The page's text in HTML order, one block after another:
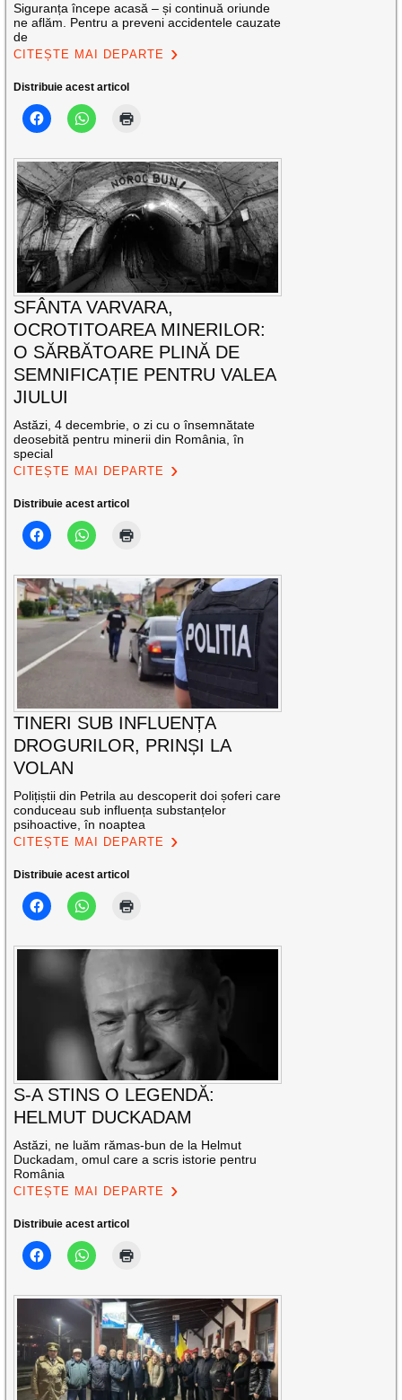
Siguranța începe acasă – și continuă oriunde
ne aflăm. Pentru a preveni accidentele cauzate
de
CITEȘTE MAI DEPARTE
Distribuie acest articol
SFÂNTA VARVARA,
OCROTITOAREA MINERILOR:
O SĂRBĂTOARE PLINĂ DE
SEMNIFICAȚIE PENTRU VALEA
JIULUI
Astăzi, 4 decembrie, o zi cu o însemnătate
deosebită pentru minerii din România, în
special
CITEȘTE MAI DEPARTE
Distribuie acest articol
TINERI SUB INFLUENȚA
DROGURILOR, PRINȘI LA
VOLAN
Polițiștii din Petrila au descoperit doi șoferi care
conduceau sub influența substanțelor
psihoactive, în noaptea
CITEȘTE MAI DEPARTE
Distribuie acest articol
S-A STINS O LEGENDĂ:
HELMUT DUCKADAM
Astăzi, ne luăm rămas-bun de la Helmut
Duckadam, omul care a scris istorie pentru
România
CITEȘTE MAI DEPARTE
Distribuie acest articol